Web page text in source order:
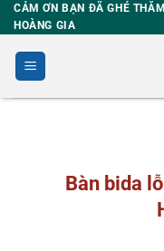
Skip
to
content
CẢM ƠN BẠN ĐÃ GHÉ
HOÀNG GIA
Bàn bida